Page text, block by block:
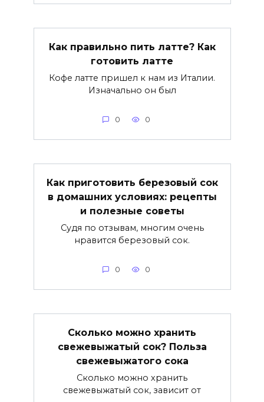
Как правильно пить латте? Как
готовить латте
Кофе латте пришел к нам из Италии.
Изначально он был
0 0
Как приготовить березовый сок
в домашних условиях: рецепты
и полезные советы
Судя по отзывам, многим очень
нравится березовый сок.
0 0
Сколько можно хранить
свежевыжатый сок? Польза
свежевыжатого сока
Сколько можно хранить
свежевыжатый сок, зависит от